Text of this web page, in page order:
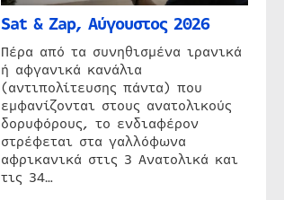
Sat & Zap, Αύγουστος 2026
Πέρα από τα συνηθισμένα ιρανικά
ή αφγανικά κανάλια
(αντιπολίτευσης πάντα) που
εμφανίζονται στους ανατολικούς
δορυφόρους, το ενδιαφέρον
στρέφεται στα γαλλόφωνα
αφρικανικά στις 3 Ανατολικά και
τις 34…